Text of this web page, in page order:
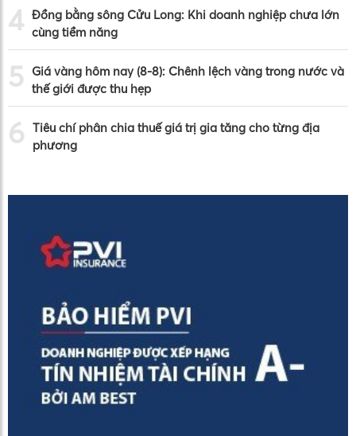
4 Đồng bằng sông Cửu Long: Khi doanh nghiệp chưa lớn
cùng tiềm năng
5
Giá vàng hôm nay (8-8): Chênh lệch vàng trong nước và
thế giới được thu hẹp
6 Tiêu chí phân chia thuế giá trị gia tăng cho từng địa
phương